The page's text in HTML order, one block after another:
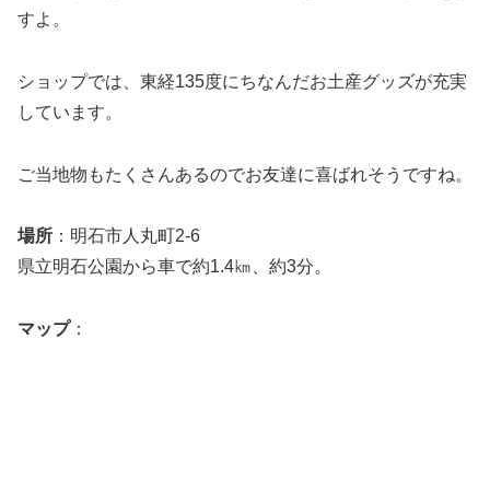
すよ。
ショップでは、東経135度にちなんだお土産グッズが充実
しています。
ご当地物もたくさんあるのでお友達に喜ばれそうですね。
場所 ：明石市人丸町2-6
県立明石公園から車で約1.4㎞、約3分。
マップ：